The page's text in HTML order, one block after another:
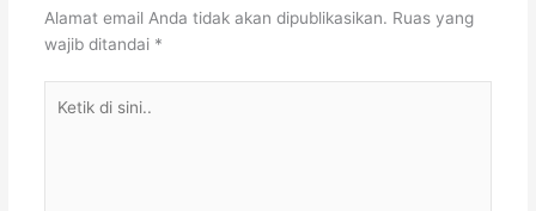
Alamat email Anda tidak akan dipublikasikan. Ruas yang
wajib ditandai *